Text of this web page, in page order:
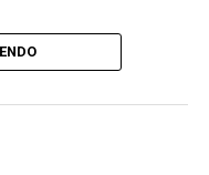
abril mediante un
(Semar) y de la
quienes
de la